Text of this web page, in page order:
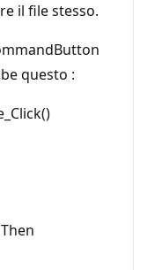
il file stesso.
questo :